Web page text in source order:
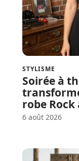
STYLISME
Soirée à
robe Rock
6 août 2026